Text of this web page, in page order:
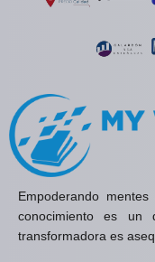
Empoderando
conocimiento es un
transformadora es